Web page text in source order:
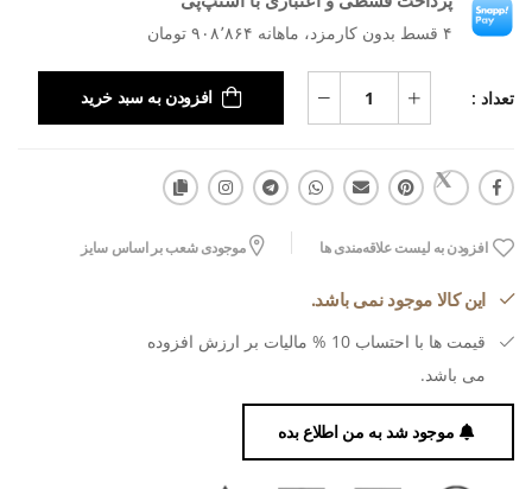
۴ قسط بدون کارمزد، ماهانه ۹۰۸٬۸۶۴ تومان
تعداد : افزودن به سبد خرید
افزودن به لیست علاقه‌مندی ها موجودی شعب بر اساس سایز
این کالا موجود نمی باشد.
قیمت ها با احتساب 10 % مالیات بر ارزش افزوده
می باشد.
موجود شد به من اطلاع بده